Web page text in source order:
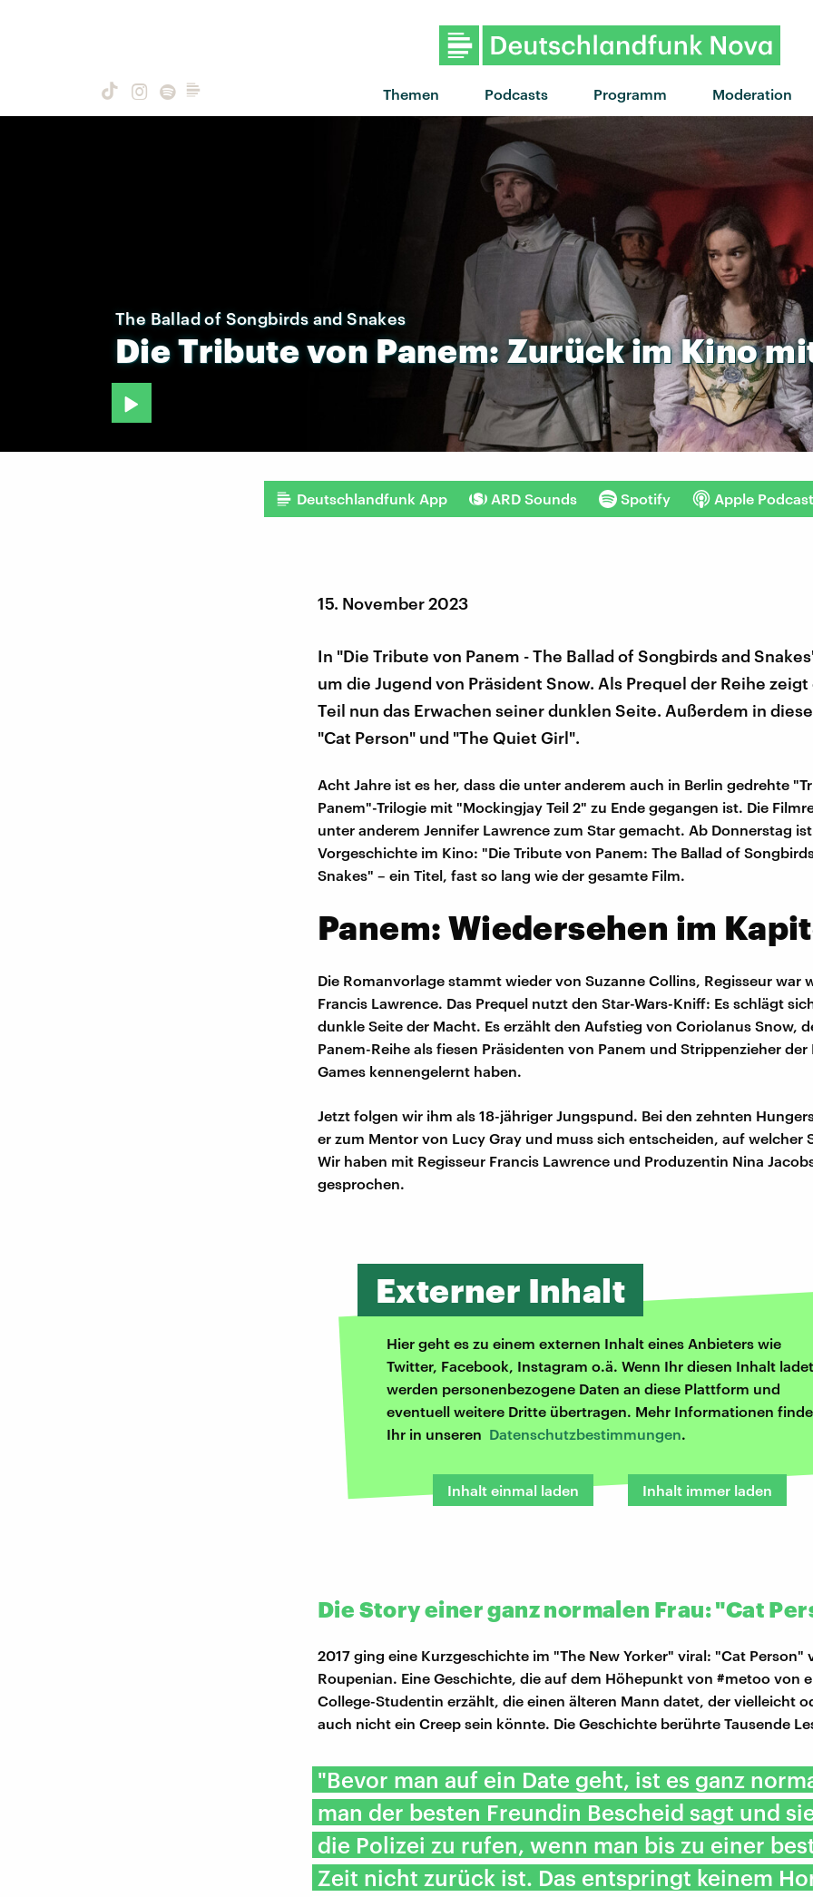
Themen Podcasts Programm Moderation
"Closer" von Boy Loco ·
The Ballad of Songbirds and Snakes
DieTributevon Panem: ZurückimKino
Deutschlandfunk App ARD Sounds Spotify Apple
15. November 2023
In "Die Tribute von Panem - The Ballad of Songbirds and
um die Jugend von Präsident Snow. Als Prequel der Reihe
Teil nun das Erwachen seiner dunklen Seite. Außerdem in
"Cat Person" und "The Quiet Girl".
Acht Jahre ist es her, dass die unter anderem auch in Berlin gedrehte
Panem"-Trilogie mit "Mockingjay Teil 2" zu Ende gegangen ist. Die
unter anderem Jennifer Lawrence zum Star gemacht. Ab Donnerstag
Vorgeschichte im Kino: "Die Tribute von Panem: The Ballad of
Snakes" – ein Titel, fast so lang wie der gesamte Film.
Panem: Wiedersehen im
Die Romanvorlage stammt wieder von Suzanne Collins, Regisseur war
Francis Lawrence. Das Prequel nutzt den Star-Wars-Kniff: Es schlägt
dunkle Seite der Macht. Es erzählt den Aufstieg von Coriolanus Snow,
Panem-Reihe als fiesen Präsidenten von Panem und Strippenzieher der
Games kennengelernt haben.
Jetzt folgen wir ihm als 18-jähriger Jungspund. Bei den zehnten
er zum Mentor von Lucy Gray und muss sich entscheiden, auf welcher
Wir haben mit Regisseur Francis Lawrence und Produzentin Nina
gesprochen.
Externer Inhalt
Hier geht es zu einem externen Inhalt eines Anbieters wie
Twitter, Facebook, Instagram o.ä. Wenn Ihr diesen Inhalt
werden personenbezogene Daten an diese Plattform und
eventuell weitere Dritte übertragen. Mehr Informationen
Ihr in unseren Datenschutzbestimmungen.
Inhalt einmal laden Inhalt immer laden
Die Story einer ganz normalen Frau: "Cat
2017 ging eine Kurzgeschichte im "The New Yorker" viral: "Cat Person"
Roupenian. Eine Geschichte, die auf dem Höhepunkt von #metoo von
College-Studentin erzählt, die einen älteren Mann datet, der vielleicht
auch nicht ein Creep sein könnte. Die Geschichte berührte Tausende
"Bevor man auf ein Date geht, ist es ganz
man der besten Freundin Bescheid sagt und
die Polizei zu rufen, wenn man bis zu einer
Zeit nicht zurück ist. Das entspringt keinem